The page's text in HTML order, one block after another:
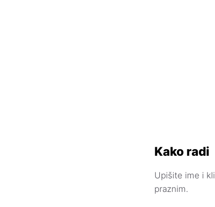
Kako radi
Upišite ime i
praznim.